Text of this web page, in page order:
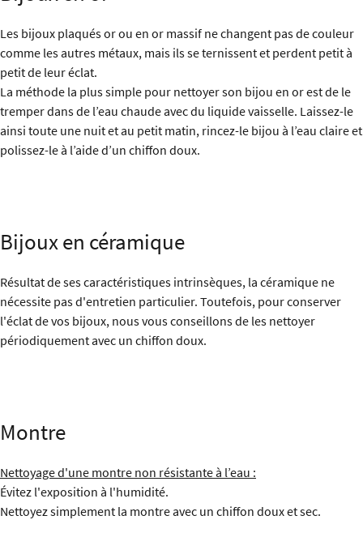
Les bijoux plaqués or ou en or massif ne changent pas de couleur
comme les autres métaux, mais ils se ternissent et perdent petit à
petit de leur éclat.
La méthode la plus simple pour nettoyer son bijou en or est de le
tremper dans de l’eau chaude avec du liquide vaisselle. Laissez-le
ainsi toute une nuit et au petit matin, rincez-le bijou à l’eau claire et
polissez-le à l’aide d’un chiffon doux.
Bijoux en céramique
Résultat de ses caractéristiques intrinsèques, la céramique ne
nécessite pas d'entretien particulier. Toutefois, pour conserver
l'éclat de vos bijoux, nous vous conseillons de les nettoyer
périodiquement avec un chiffon doux.
Montre
Nettoyage d'une montre non résistante à l’eau :
Évitez l'exposition à l'humidité.
Nettoyez simplement la montre avec un chiffon doux et sec.